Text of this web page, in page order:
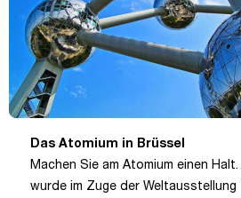
Das Atomium in Brüssel
Machen Sie am Atomium einen
wurde im Zuge der Weltausstellung